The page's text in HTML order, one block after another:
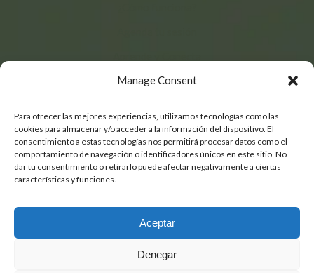
Manage Consent
Para ofrecer las mejores experiencias, utilizamos tecnologías como las
cookies para almacenar y/o acceder a la información del dispositivo. El
consentimiento a estas tecnologías nos permitirá procesar datos como el
comportamiento de navegación o identificadores únicos en este sitio. No
dar tu consentimiento o retirarlo puede afectar negativamente a ciertas
características y funciones.
Aceptar
Denegar
Desarrollado por Dos Comas